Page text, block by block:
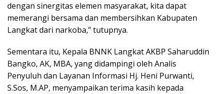
dengan sinergitas elemen masyarakat, kita dapat
memerangi bersama dan membersihkan Kabupaten
Langkat dari narkoba,” tutupnya.
Sementara itu, Kepala BNNK Langkat AKBP Saharuddin
Bangko, AK, MBA, yang didampingi oleh Analis
Penyuluh dan Layanan Informasi Hj. Heni Purwanti,
S.Sos, M.AP, menyampaikan terima kasih kepada